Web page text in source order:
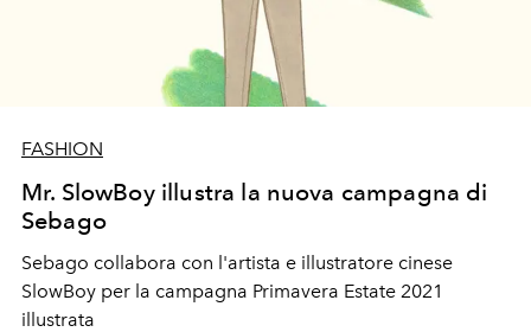
FASHION
Mr. SlowBoy illustra la nuova campagna di
Sebago
Sebago collabora con l'artista e illustratore cinese
SlowBoy per la campagna Primavera Estate 2021
illustrata